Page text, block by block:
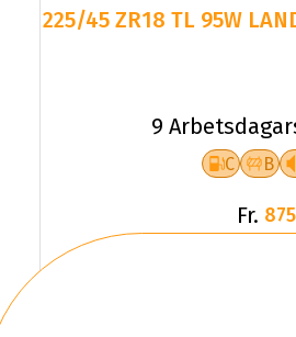
225/45 ZR18 TL 95W
9
C B
Fr.